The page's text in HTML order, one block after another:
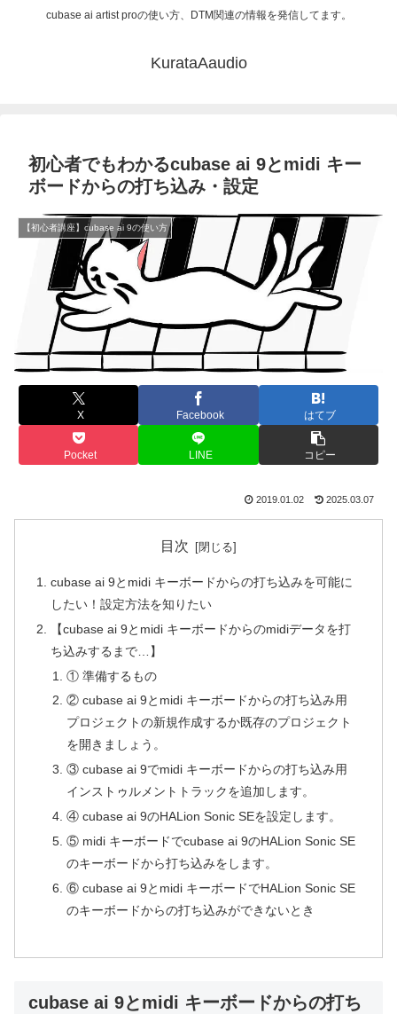
cubase ai artist proの使い方、DTM関連の情報を発信してます。
KurataAaudio
初心者でもわかるcubase ai 9とmidi キー
ボードからの打ち込み・設定
【初心者講座】cubase ai 9の使い方
X Facebook はてブ
Pocket LINE コピー
2019.01.02 2025.03.07
目次
cubase ai 9とmidi キーボードからの打ち込みを可能に
したい！設定方法を知りたい
【cubase ai 9とmidi キーボードからのmidiデータを打
ち込みするまで…】
① 準備するもの
② cubase ai 9とmidi キーボードからの打ち込み用
プロジェクトの新規作成するか既存のプロジェクト
を開きましょう。
③ cubase ai 9でmidi キーボードからの打ち込み用
インストゥルメントトラックを追加します。
④ cubase ai 9のHALion Sonic SEを設定します。
⑤ midi キーボードでcubase ai 9のHALion Sonic SE
のキーボードから打ち込みをします。
⑥ cubase ai 9とmidi キーボードでHALion Sonic SE
のキーボードからの打ち込みができないとき
cubase ai 9とmidi キーボードからの打ち